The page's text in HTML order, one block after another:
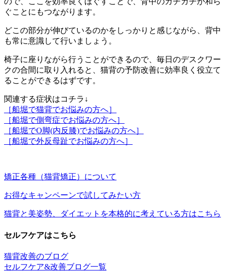
ぐことにもつながります。
どこの部分が伸びているのかをしっかりと感じながら、背中
も常に意識して行いましょう。
椅子に座りながら行うことができるので、毎日のデスクワー
クの合間に取り入れると、猫背の予防改善に効率良く役立て
ることができるはずです。
関連する症状はコチラ↓
［船堀で猫背でお悩みの方へ］
［船堀で側弯症でお悩みの方へ］
［船堀でO脚(内反膝)でお悩みの方へ］
［船堀で外反母趾でお悩みの方へ］
矯正各種（猫背矯正）について
お得なキャンペーンで試してみたい方
猫背と美姿勢、ダイエットを本格的に考えている方はこちら
セルフケアはこちら
猫背改善のブログ
セルフケア&改善ブログ一覧